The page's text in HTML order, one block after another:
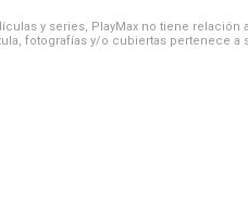
y series, PlayMax no tiene
fotografías y/o cubiertas pertenece